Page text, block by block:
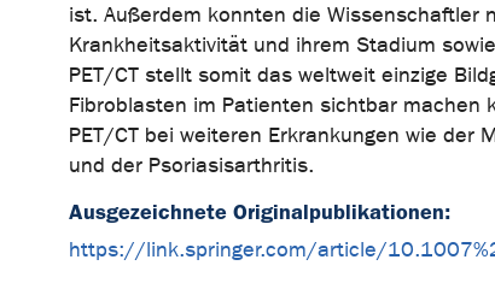
ist. Außerdem konnten die Wissenschaftler
Krankheitsaktivität und ihrem Stadium
PET/CT stellt somit das weltweit einzige
Fibroblasten im Patienten sichtbar machen
PET/CT bei weiteren Erkrankungen wie
und der Psoriasisarthritis.
Ausgezeichnete Originalpublikationen:
https://link.springer.com/article/